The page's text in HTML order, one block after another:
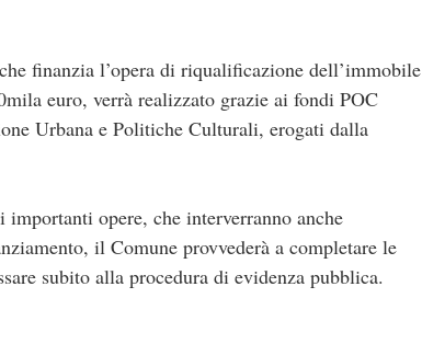
finanzia l’opera di riqualificazione dell’immobile
euro, verrà realizzato grazie ai fondi POC
Urbana e Politiche Culturali, erogati dalla
importanti opere, che interverranno anche
il Comune provvederà a completare le
subito alla procedura di evidenza pubblica.